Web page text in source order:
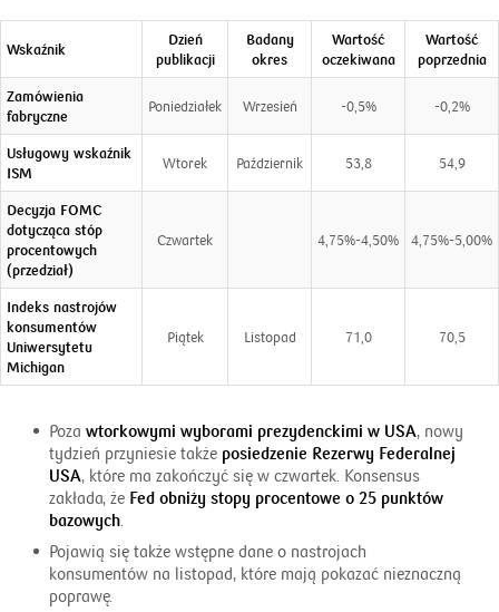
Wskaźnik
Dzień
publikacji
Badany
okres
Wartość
oczekiwana
Wartość
poprzednia
Zamówienia
fabryczne
Poniedziałek Wrzesień -0,5% -0,2%
Usługowy wskaźnik
ISM
Wtorek Październik 53,8 54,9
Decyzja FOMC
dotycząca stóp
procentowych
(przedział)
Czwartek 4,75%-4,50% 4,75%-5,00%
Indeks nastrojów
konsumentów
Uniwersytetu
Michigan
Piątek Listopad 71,0 70,5
Pozawtorkowymi wyborami prezydenckimi w USA, nowy
tydzień przyniesie także posiedzenie Rezerwy Federalnej
USA, które ma zakończyć się w czwartek. Konsensus
zakłada, że Fed obniży stopy procentowe o 25 punktów
bazowych.
Pojawią się także wstępne dane o nastrojach
konsumentów na listopad, które mają pokazać nieznaczną
poprawę.